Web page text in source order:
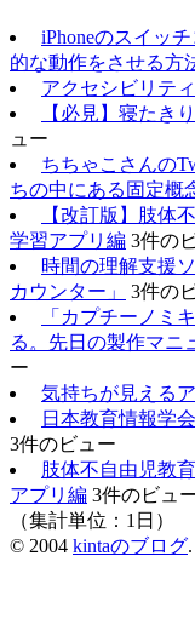
iPhoneのスイッ
的な動作をさせる方
アクセシビリテ
【必見】寝たき
ュー
ちちゃこさんの
ちの中にある固定概
【改訂版】肢体
学習アプリ編 3件の
時間の理解支援
カウンター」
3件の
「カプチーノミ
る。先日の製作マニ
ー
気持ちが見える
日本教育情報学
3件のビュー
肢体不自由児教
アプリ編 3件のビュ
（集計単位：1日）
© 2004 kintaのブログ.